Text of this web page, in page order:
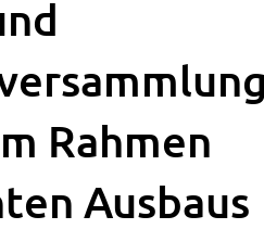
Rahmen
Ausbaus